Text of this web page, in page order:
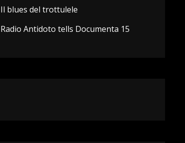
Il blues del trottulele
Radio Antidoto tells Documenta 15